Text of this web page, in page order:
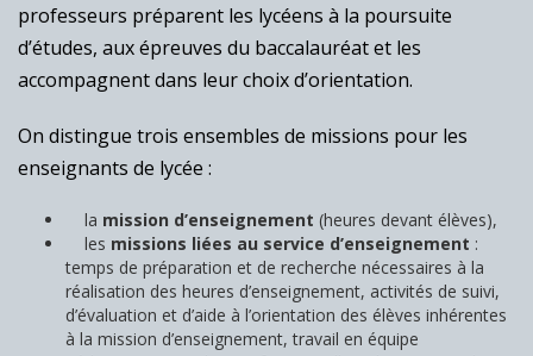
professeurs préparent les lycéens à la poursuite
d’études, aux épreuves du baccalauréat et les
accompagnent dans leur choix d’orientation.
On distingue trois ensembles de missions pour les
enseignants de lycée :
la mission d’enseignement (heures devant élèves),
les missions liées au service d’enseignement :
temps de préparation et de recherche nécessaires à la
réalisation des heures d’enseignement, activités de suivi,
d’évaluation et d’aide à l’orientation des élèves inhérentes
à la mission d’enseignement, travail en équipe